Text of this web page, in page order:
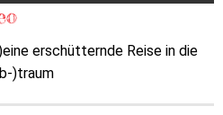
erschütternde Reise in die
)traum